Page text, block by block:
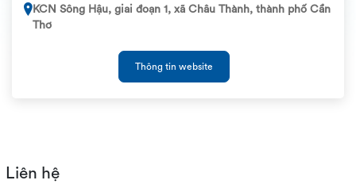
KCN Sông Hậu, giai đoạn 1, xã Châu Thành, thành phố Cần
Thơ
Thông tin website
Liên hệ